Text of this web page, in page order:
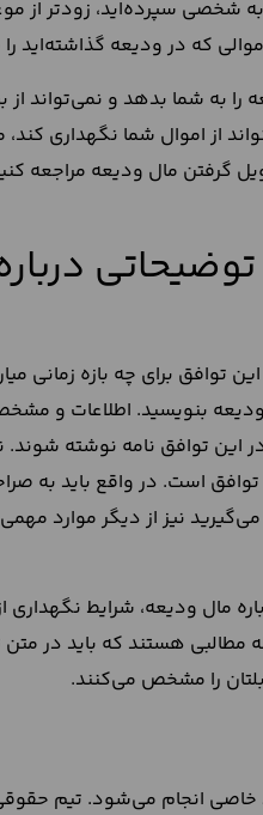
شخصی سپرده‌اید، زودتر از
که در ودیعه گذاشته‌اید
به شما بدهد و نمی‌تواند از
از اموال شما نگهداری کند،
گرفتن مال ودیعه مراجعه
توافق برای چه بازه زمانی
ودیعه بنویسید. اطلاعات و
این توافق نامه نوشته
است. در واقع باید به
نیز از دیگر موارد
مال ودیعه، شرایط نگهداری
مطالبی هستند که باید در
را مشخص می‌کنند.
خاصی انجام می‌شود. تیم